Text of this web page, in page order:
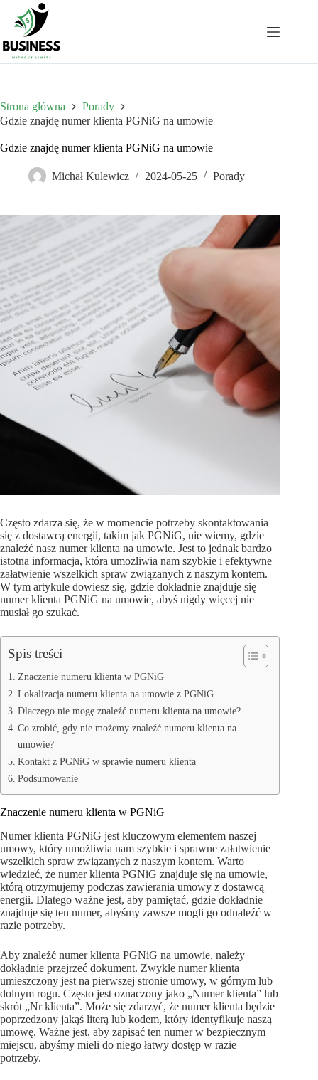
Przejdź
treści
Strona główna
Porady
Gdzie znajdę numer klienta PGNiG na umowie
Gdzie znajdę numer klienta PGNiG na umowie
Michał Kulewicz 2024-05-25 Porady
Często zdarza się, że w momencie potrzeby skontaktowania
się z dostawcą energii, takim jak PGNiG, nie wiemy, gdzie
znaleźć nasz numer klienta na umowie. Jest to jednak bardzo
istotna informacja, która umożliwia nam szybkie i efektywne
załatwienie wszelkich spraw związanych z naszym kontem.
W tym artykule dowiesz się, gdzie dokładnie znajduje się
numer klienta PGNiG na umowie, abyś nigdy więcej nie
musiał go szukać.
Spis treści
Znaczenie numeru klienta w PGNiG
Lokalizacja numeru klienta na umowie z PGNiG
Dlaczego nie mogę znaleźć numeru klienta na umowie?
Co zrobić, gdy nie możemy znaleźć numeru klienta na
umowie?
Kontakt z PGNiG w sprawie numeru klienta
Podsumowanie
Znaczenie numeru klienta w PGNiG
Numer klienta PGNiG jest kluczowym elementem naszej
umowy, który umożliwia nam szybkie i sprawne załatwienie
wszelkich spraw związanych z naszym kontem. Warto
wiedzieć, że numer klienta PGNiG znajduje się na umowie,
którą otrzymujemy podczas zawierania umowy z dostawcą
energii. Dlatego ważne jest, aby pamiętać, gdzie dokładnie
znajduje się ten numer, abyśmy zawsze mogli go odnaleźć w
razie potrzeby.
Aby znaleźć numer klienta PGNiG na umowie, należy
dokładnie przejrzeć dokument. Zwykle numer klienta
umieszczony jest na pierwszej stronie umowy, w górnym lub
dolnym rogu. Często jest oznaczony jako „Numer klienta” lub
skrót „Nr klienta”. Może się zdarzyć, że numer klienta będzie
poprzedzony jakąś literą lub kodem, który identyfikuje naszą
umowę. Ważne jest, aby zapisać ten numer w bezpiecznym
miejscu, abyśmy mieli do niego łatwy dostęp w razie
potrzeby.